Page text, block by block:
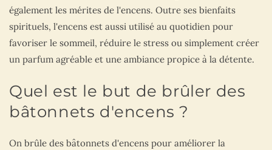
également les mérites de l'encens. Outre ses bienfaits
spirituels, l'encens est aussi utilisé au quotidien pour
favoriser le sommeil, réduire le stress ou simplement créer
un parfum agréable et une ambiance propice à la détente.
Quel est le but de brûler des
bâtonnets d'encens ?
On brûle des bâtonnets d'encens pour améliorer la